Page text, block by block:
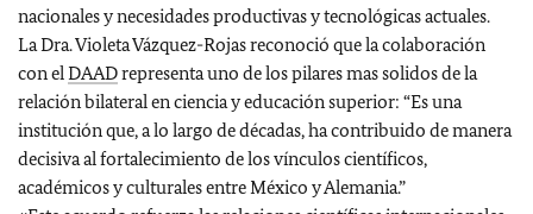
nacionales y necesidades productivas y tecnológicas actuales.
La Dra. Violeta Vázquez-Rojas reconoció que la colaboración
con elDAADrepresenta uno de los pilares mas solidos de la
relación bilateral en ciencia y educación superior: “Es una
institución que, a lo largo de décadas, ha contribuido de manera
decisiva al fortalecimiento de los vínculos científicos,
académicos y culturales entre México y Alemania.”